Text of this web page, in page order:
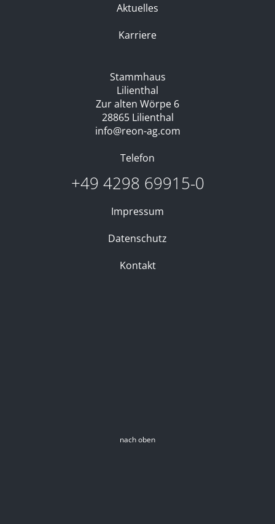
Aktuelles
Karriere
Stammhaus
Lilienthal
Zur alten Wörpe 6
28865 Lilienthal
info@reon-ag.com
Telefon
+49 4298 69915-0
Impressum
Datenschutz
Kontakt
nach oben